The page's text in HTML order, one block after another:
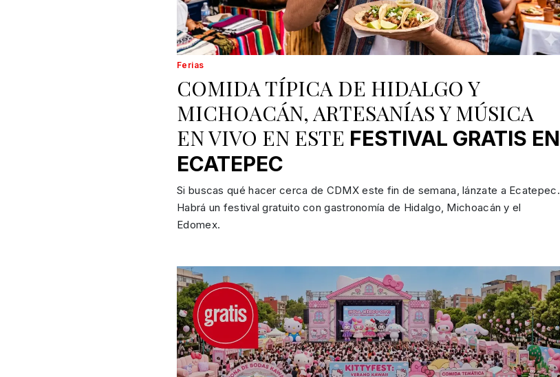
Ferias
COMIDA TÍPICA DE HIDALGO Y
MICHOACÁN, ARTESANÍAS Y MÚSICA
EN VIVO EN ESTE FESTIVAL GRATIS EN
ECATEPEC
Si buscas qué hacer cerca de CDMX este fin de semana, lánzate a Ecatepec.
Habrá un festival gratuito con gastronomía de Hidalgo, Michoacán y el
Edomex.